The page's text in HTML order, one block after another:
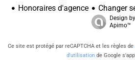
Honoraires d'agence
Changer
Design by
Apimo™
Ce site est protégé par reCAPTCHA et les règles de
d'utilisationde Google